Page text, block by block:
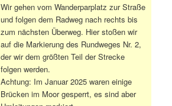
Wir gehen vom Wanderparplatz zur Straße
und folgen dem Radweg nach rechts bis
zum nächsten Überweg. Hier stoßen wir
auf die Markierung des Rundweges Nr. 2,
der wir dem größten Teil der Strecke
folgen werden.
Achtung: Im Januar 2025 waren einige
Brücken im Moor gesperrt, es sind aber